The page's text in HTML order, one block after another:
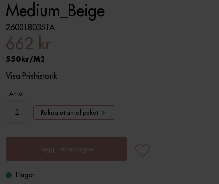
Medium_Beige
260018035TA
662 kr
550 M2
Visa Prishistorik
Antal
Räkna ut antal paket
Lägg i varukorgen
I lager